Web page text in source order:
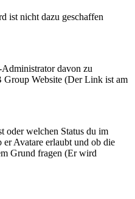
ist nicht dazu geschaffen
davon zu
Group Website (Der Link ist am
oder welchen Status du im
Avatare erlaubt und ob die
Grund fragen (Er wird